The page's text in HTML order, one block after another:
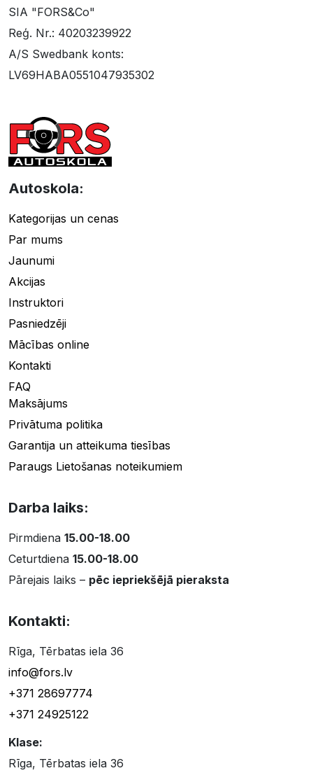
SIA "FORS&Co"
Reģ. Nr.: 40203239922
A/S Swedbank konts:
LV69HABA0551047935302
Autoskola:
Kategorijas un cenas
Par mums
Jaunumi
Akcijas
Instruktori
Pasniedzēji
Mācības online
Kontakti
FAQ
Maksājums
Privātuma politika
Garantija un atteikuma tiesības
Paraugs Lietošanas noteikumiem
Darba laiks:
Pirmdiena 15.00-18.00
Ceturtdiena 15.00-18.00
Pārejais laiks – pēc iepriekšējā pieraksta
Kontakti:
Rīga, Tērbatas iela 36
info@fors.lv
+371 28697774
+371 24925122
Klase:
Rīga, Tērbatas iela 36